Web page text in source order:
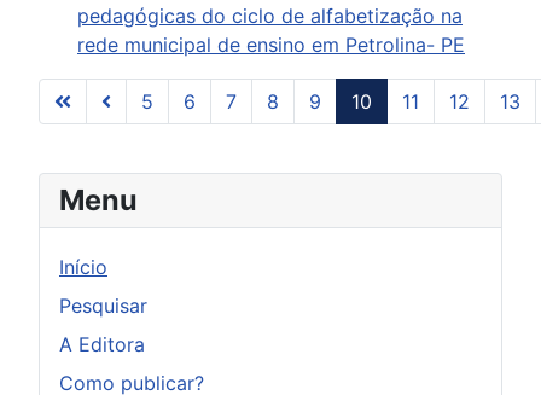
pedagógicas do ciclo de alfabetização na
rede municipal de ensino em Petrolina- PE
Página 10 de 31
5 6 7 8 9 10 11 12 13
Menu
Início
Pesquisar
A Editora
Como publicar?